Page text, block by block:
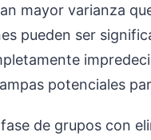
mayor varianza
pueden ser
potenciales
de grupos con